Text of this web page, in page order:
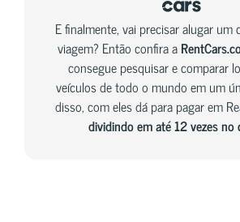
E finalmente, vai precisar alugar um
viagem? Então confira a
consegue pesquisar e comparar
veículos de todo o mundo em um
disso, com eles dá para pagar em
dividindo em até 12 vezes no